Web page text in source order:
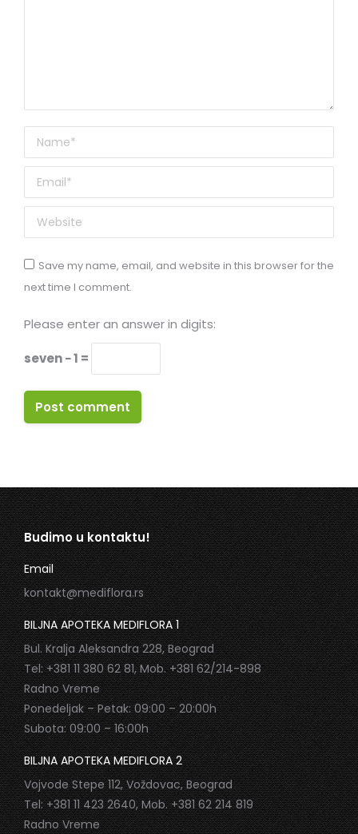
Name *
Email *
Website
Save my name, email, and website in this browser for the
next time I comment.
Please enter an answer in digits:
seven − 1 =
Post comment
Budimo u kontaktu!
Email
kontakt@mediflora.rs
BILJNA APOTEKA MEDIFLORA 1
Bul. Kralja Aleksandra 228, Beograd
Tel: +381 11 380 62 81, Mob. +381 62/214-898
Radno Vreme
Ponedeljak – Petak: 09:00 – 20:00h
Subota: 09:00 – 16:00h
BILJNA APOTEKA MEDIFLORA 2
Vojvode Stepe 112, Voždovac, Beograd
Tel: +381 11 423 2640, Mob. +381 62 214 819
Radno Vreme